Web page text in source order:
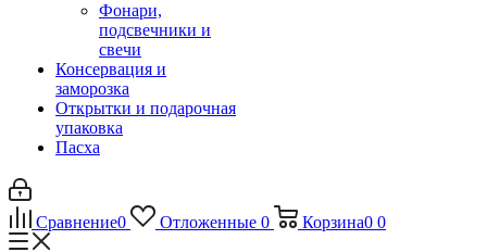
Фонари,
подсвечники и
свечи
Консервация и
заморозка
Открытки и подарочная
упаковка
Пасха
Сравнение0 Отложенные 0 Корзина0 0